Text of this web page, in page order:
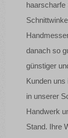
haarscharfe
danach so
günstiger
Kunden
in unserer
Handwerk
Stand. Ihre